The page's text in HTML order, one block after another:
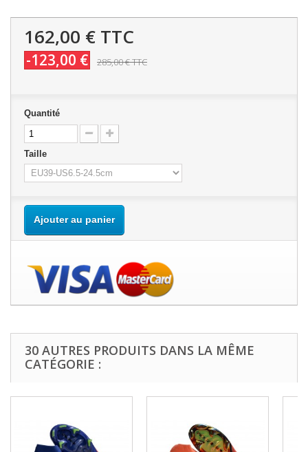
162,00 € TTC
-123,00 € 285,00 €TTC
Quantité
Taille
Ajouter au panier
30 AUTRES PRODUITS DANS LA MÊME
CATÉGORIE :